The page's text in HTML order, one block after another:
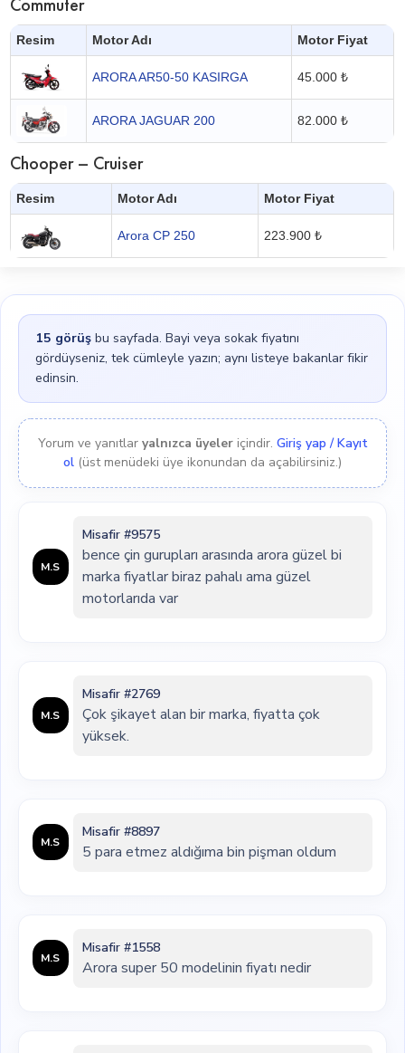
Commuter
Resim Motor Adı Motor Fiyat
ARORA AR50-50 KASIRGA 45.000 ₺
ARORA JAGUAR 200 82.000 ₺
Chooper – Cruiser
Resim Motor Adı Motor Fiyat
Arora CP 250 223.900 ₺
15 görüşbu sayfada. Bayi veya sokak fiyatını
gördüyseniz, tek cümleyle yazın; aynı listeye bakanlar fikir
edinsin.
Yorum ve yanıtlar yalnızca üyeleriçindir. Giriş yap / Kayıt
ol (üst menüdeki üye ikonundan da açabilirsiniz.)
M.S
Misafir #9575
bence çin gurupları arasında arora güzel bi
marka fiyatlar biraz pahalı ama güzel
motorlarıda var
M.S
Misafir #2769
Çok şikayet alan bir marka, fiyatta çok
yüksek.
M.S
Misafir #8897
5 para etmez aldığıma bin pişman oldum
M.S
Misafir #1558
Arora super 50 modelinin fiyatı nedir